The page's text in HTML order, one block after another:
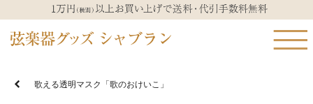
歌える透明マスク「歌のおけいこ」